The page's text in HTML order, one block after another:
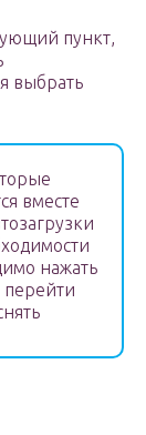
пункт,
выбрать
вместе
нажать
перейти